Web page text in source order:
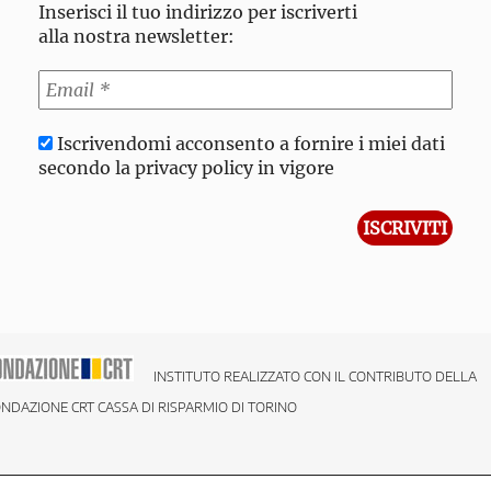
Inserisci il tuo indirizzo per iscriverti
alla nostra newsletter:
Iscrivendomi acconsento a fornire i miei dati
secondo la privacy policy in vigore
INSTITUTO REALIZZATO CON IL CONTRIBUTO DELLA
CRT CASSA DI RISPARMIO DI TORINO